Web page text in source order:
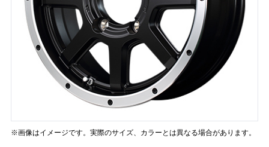
※画像はイメージです。実際のサイズ、カラーとは異なる場合があります。